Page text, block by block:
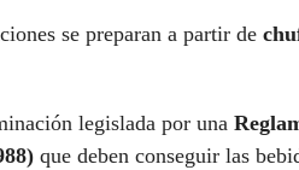
se preparan a partir de
legislada por una
que deben conseguir las